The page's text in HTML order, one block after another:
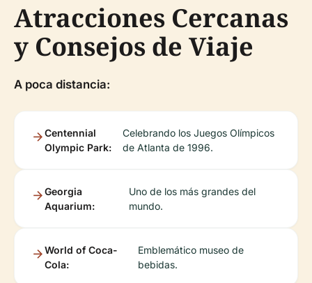
Atracciones Cercanas
y Consejos de Viaje
A poca distancia:
Centennial
Olympic Park:
Celebrando los Juegos Olímpicos
de Atlanta de 1996.
Georgia
Aquarium:
Uno de los más grandes del
mundo.
World of Coca-
Cola:
Emblemático museo de
bebidas.